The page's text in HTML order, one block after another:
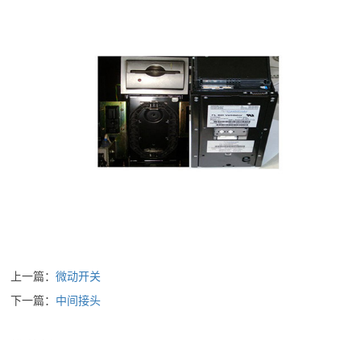
上一篇：微动开关
下一篇： 中间接头